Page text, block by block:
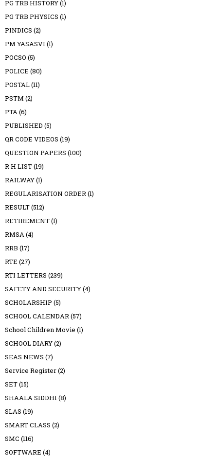
PG TRB HISTORY(1)
PG TRB PHYSICS (1)
PINDICS (2)
PM YASASVI (1)
POCSO (5)
POLICE (80)
POSTAL(11)
PSTM (2)
PTA(6)
PUBLISHED (5)
QR CODE VIDEOS (19)
QUESTION PAPERS (100)
R H LIST(19)
RAILWAY(1)
REGULARISATION ORDER(1)
RESULT(512)
RETIREMENT(1)
RMSA(4)
RRB (17)
RTE (27)
RTI LETTERS (239)
SAFETY AND SECURITY(4)
SCHOLARSHIP (5)
SCHOOL CALENDAR(57)
School Children Movie (1)
SCHOOL DIARY(2)
SEAS NEWS (7)
Service Register(2)
SET(15)
SHAALA SIDDHI (8)
SLAS (19)
SMART CLASS (2)
SMC (116)
SOFTWARE (4)